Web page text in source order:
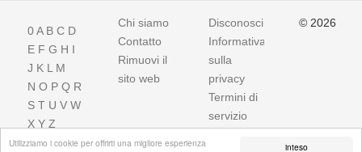
inteso
Utilizziamo i cookie per offrirti una migliore esperienza
0A B C D
E F G H I
J K L M
N O P Q R
S T U V W
X Y Z
Chi siamo
Contatto
Rimuovi il
sito web
Disconoscimento
Informativa
sulla
privacy
Termini di
servizio
© 2026